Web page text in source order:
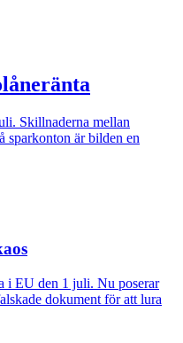
Skillnaderna mellan
sparkonton är bilden en
i EU den 1 juli. Nu poserar
dokument för att lura